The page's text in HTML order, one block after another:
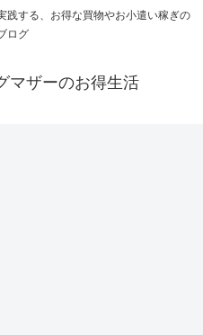
践する、お得な買物やお小遣い稼ぎの
ログ
マザーのお得生活